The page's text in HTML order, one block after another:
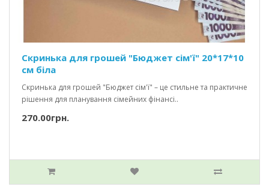
Скринька для грошей "Бюджет сім'ї" 20*17*10
см біла
Скринька для грошей "Бюджет сім'ї" – це стильне та практичне
рішення для планування сімейних фінансі..
270.00грн.